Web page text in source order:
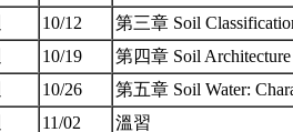
10/12
第三章 Soil
10/19
第四章 Soil
10/26
第五章 Soil Water:
11/02
溫習